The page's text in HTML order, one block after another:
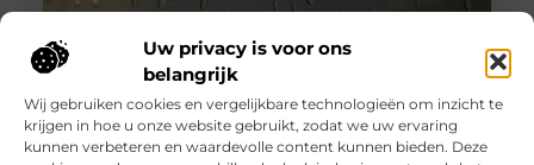
Uw privacy is voor ons
belangrijk
Wij gebruiken cookies en vergelijkbare technologieën om inzicht te
krijgen in hoe u onze website gebruikt, zodat we uw ervaring
kunnen verbeteren en waardevolle content kunnen bieden. Deze